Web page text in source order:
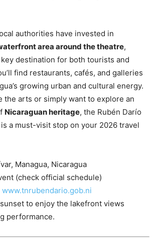
authorities have invested in
area around the theatre,
destination for both tourists and
find restaurants, cafés, and galleries
growing urban and cultural energy.
the arts or simply want to explore an
Nicaraguan heritage, the Rubén Darío
a must-visit stop on your 2026 travel
Managua, Nicaragua
(check official schedule)
www.tnrubendario.gob.ni
to enjoy the lakefront views
performance.